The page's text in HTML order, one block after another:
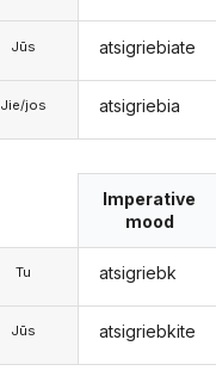
Jūs
Jie/jos
atsigriebiate
atsigriebia
Tu
Jūs
Imperative
mood
atsigriebk
atsigriebkite